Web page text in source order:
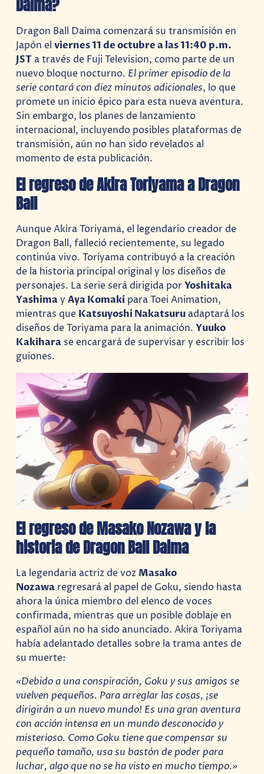
Daima?
Dragon Ball Daima comenzará su transmisión en
Japón elviernes 11 de octubre a las 11:40 p.m.
JST a través de Fuji Television, como parte de un
nuevo bloque nocturno. El primer episodio de la
serie contará con diez minutos adicionales, lo que
promete un inicio épico para esta nueva aventura.
Sin embargo, los planes de lanzamiento
internacional, incluyendo posibles plataformas de
transmisión, aún no han sido revelados al
momento de esta publicación.
El regreso de Akira Toriyama a Dragon
Ball
Aunque Akira Toriyama, el legendario creador de
Dragon Ball, falleció recientemente, su legado
continúa vivo. Toriyama contribuyó a la creación
de la historia principal original y los diseños de
personajes. La serie será dirigida porYoshitaka
YashimayAya Komaki para Toei Animation,
mientras que Katsuyoshi Nakatsuru adaptará los
diseños de Toriyama para la animación.Yuuko
Kakihara se encargará de supervisar y escribir los
guiones.
El regreso de Masako Nozawa y la
historia de Dragon Ball Daima
La legendaria actriz de voz Masako
Nozawa regresará al papel de Goku, siendo hasta
ahora la única miembro del elenco de voces
confirmada, mientras que un posible doblaje en
español aún no ha sido anunciado. Akira Toriyama
había adelantado detalles sobre la trama antes de
su muerte:
«Debido a una conspiración, Goku y sus amigos se
vuelven pequeños. Para arreglar las cosas, ¡se
dirigirán a un nuevo mundo! Es una gran aventura
con acción intensa en un mundo desconocido y
misterioso. Como Goku tiene que compensar su
pequeño tamaño, usa su bastón de poder para
luchar, algo que no se ha visto en mucho tiempo.»